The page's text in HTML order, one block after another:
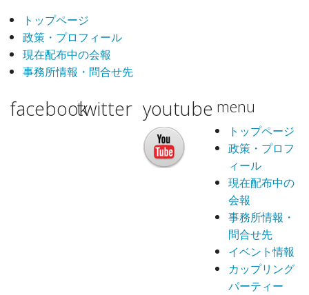
トップページ
政策・プロフィール
現在配布中の会報
事務所情報・問合せ先
facebooktwitter youtube menu
トップページ
政策・プロフ
ィール
現在配布中の
会報
事務所情報・
問合せ先
イベント情報
カップリング
パーティー